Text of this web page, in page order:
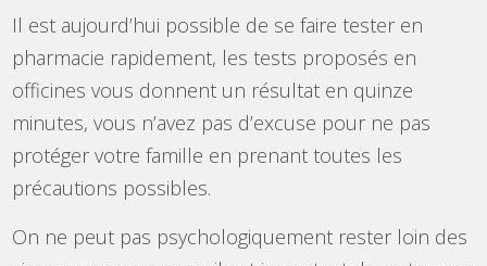
Il est aujourd’hui possible de se faire tester en
pharmacie rapidement, les tests proposés en
officines vous donnent un résultat en quinze
minutes, vous n’avez pas d’excuse pour ne pas
protéger votre famille en prenant toutes les
précautions possibles.
On ne peut pas psychologiquement rester loin des